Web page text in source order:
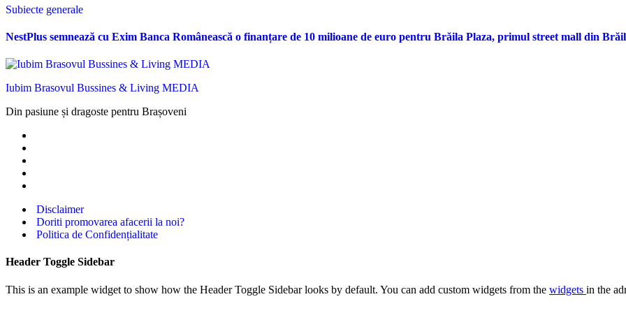
Subiecte generale
NestPlus semnează cu Exim Banca Românească o finanțare de 10 milioane de euro pentru Brăila Plaza, primul street mall din
Iubim Brasovul Bussines & Living MEDIA
Din pasiune și dragoste pentru Brașoveni
Disclaimer
Doriti promovarea afacerii la noi?
Politica de Confidențialitate
Header Toggle Sidebar
This is an example widget to show how the Header Toggle Sidebar looks by default. You can add custom widgets from the widgets in the